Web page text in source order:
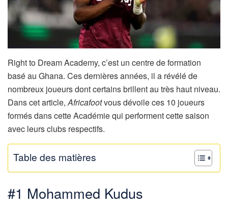
Right to Dream Academy, c’est un centre de formation
basé au Ghana. Ces dernières années, il a révélé de
nombreux joueurs dont certains brillent au très haut niveau.
Dans cet article,Africafootvous dévoile ces 10 joueurs
formés dans cette Académie qui performent cette saison
avec leurs clubs respectifs.
Table des matières
#1 Mohammed Kudus